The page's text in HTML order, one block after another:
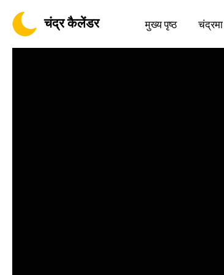
चंद्र कैलेंडर मुख्य पृष्ठ